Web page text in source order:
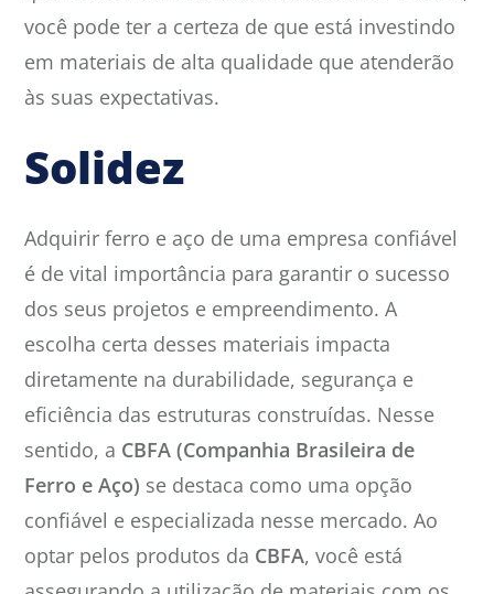
você pode ter a certeza de que está investindo
em materiais de alta qualidade que atenderão
às suas expectativas.
Solidez
Adquirir ferro e aço de uma empresa confiável
é de vital importância para garantir o sucesso
dos seus projetos e empreendimento. A
escolha certa desses materiais impacta
diretamente na durabilidade, segurança e
eficiência das estruturas construídas. Nesse
sentido, a CBFA (Companhia Brasileira de
Ferro e Aço) se destaca como uma opção
confiável e especializada nesse mercado. Ao
optar pelos produtos da CBFA, você está